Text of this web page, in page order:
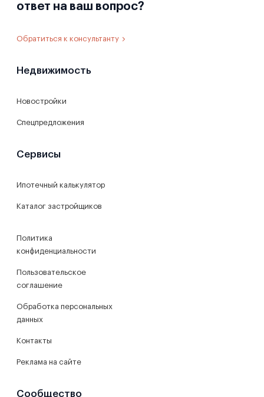
ответ на ваш вопрос?
Обратиться к консультанту
Недвижимость
Новостройки
Спецпредложения
Сервисы
Ипотечный калькулятор
Каталог застройщиков
Политика
конфиденциальности
Пользовательское
соглашение
Обработка персональных
данных
Контакты
Реклама на сайте
Сообщество